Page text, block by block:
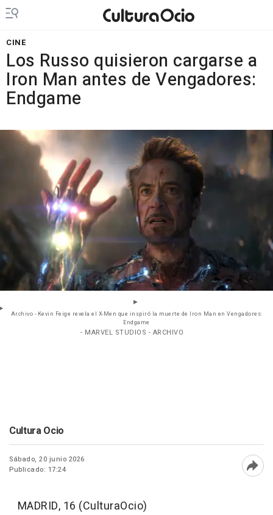
CINE
Los Russo quisieron cargarse a
Iron Man antes de Vengadores:
Endgame
Archivo - Kevin Feige revela el X-Men que inspiró la muerte de Iron Man en Vengadores:
Endgame
- MARVEL STUDIOS - ARCHIVO
Cultura Ocio
Sábado, 20 junio 2026
Publicado: 17:24
MADRID, 16 (CulturaOcio)